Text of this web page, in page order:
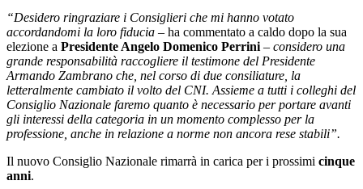
“Desidero ringraziare i Consiglieri che mi hanno votato
accordandomi la loro fiducia – ha commentato a caldo dopo la sua
elezione a Presidente Angelo Domenico Perrini – considero una
grande responsabilità raccogliere il testimone del Presidente
Armando Zambrano che, nel corso di due consiliature, la
letteralmente cambiato il volto del CNI. Assieme a tutti i colleghi del
Consiglio Nazionale faremo quanto è necessario per portare avanti
gli interessi della categoria in un momento complesso per la
professione, anche in relazione a norme non ancora rese stabili”.
Il nuovo Consiglio Nazionale rimarrà in carica per i prossimi cinque
anni.